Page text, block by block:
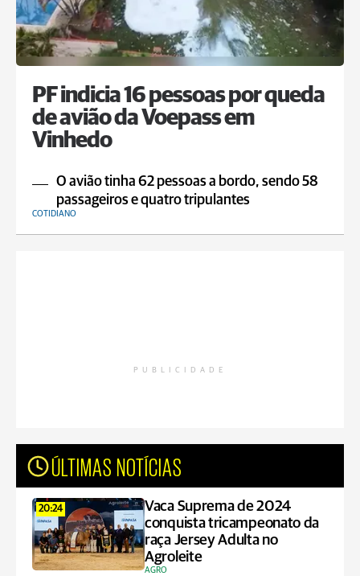
PF indicia 16 pessoas por queda
de avião da Voepass em
Vinhedo
O avião tinha 62 pessoas a bordo, sendo 58
passageiros e quatro tripulantes
COTIDIANO
PUBLICIDADE
ÚLTIMAS NOTÍCIAS
20:24
Vaca Suprema de 2024
conquista tricampeonato da
raça Jersey Adulta no
Agroleite
AGRO